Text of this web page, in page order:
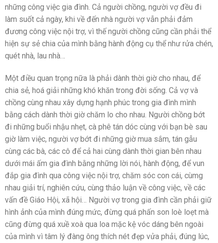
những công việc gia đình. Cả người chồng, người vợ đều đi
làm suốt cả ngày, khi về đến nhà người vợ vẫn phải đảm
đương công việc nội trợ, vì thế người chồng cũng cần phải thể
hiện sự sẻ chia của mình bằng hành động cụ thể như rửa chén,
quét nhà, lau nhà…
Một điều quan trọng nữa là phải dành thời giờ cho nhau, để
chia sẻ, hoá giải những khó khăn trong đời sống. Cả vợ và
chồng cùng nhau xây dựng hạnh phúc trong gia đình mình
bằng cách dành thời giờ chăm lo cho nhau. Người chồng bớt
đi những buổi nhậu nhẹt, cà phê tán dóc cùng với bạn bè sau
giờ làm việc, người vợ bớt đi những giờ mua sắm, tán gẫu
cùng các bà, các cô để cả hai cùng dành thời gian bên nhau
dưới mái ấm gia đình bằng những lời nói, hành động, để vun
đắp gia đình qua công việc nội trợ, chăm sóc con cái, cùmg
nhau giải trí, nghiên cứu, cùng thảo luận về công việc, về các
vấn đề Giáo Hội, xã hội… Người vợ trong gia đình cần phải giữ
hình ảnh của mình đúng mức, đừng quá phấn son loè loẹt mà
cũng đừng quá xuề xoà qua loa mặc kệ vóc dáng bên ngoài
của mình vì tâm lý đàng ông thích nét đẹp vửa phải, đúng lúc,